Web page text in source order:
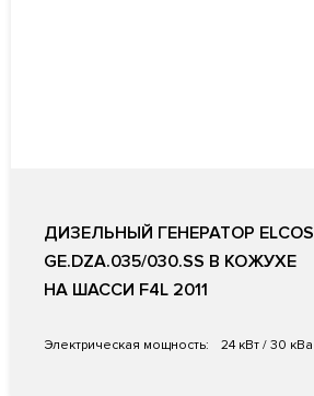
ДИЗЕЛЬНЫЙ ГЕНЕРАТОР ELCOS
GE.DZA.035/030.SS В КОЖУХЕ
НА ШАССИ F4L 2011
Электрическая мощность: 24 кВт / 30 кВа